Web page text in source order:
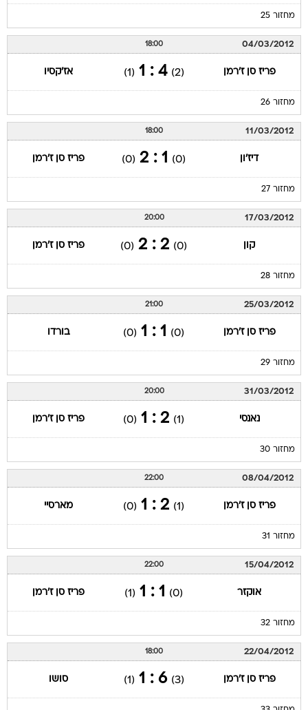
מחזור 25
04/03/2012
18:00
פריז סן ז'רמן (2)
4 : 1
(1) אז'קסיו
מחזור 26
11/03/2012
18:00
דיז'ון (0)
1 : 2
(0) פריז סן ז'רמן
מחזור 27
17/03/2012
20:00
קון (0)
2 : 2
(0) פריז סן ז'רמן
מחזור 28
25/03/2012
21:00
פריז סן ז'רמן (0)
1 : 1
(0) בורדו
מחזור 29
31/03/2012
20:00
נאנסי (1)
2 : 1
(0) פריז סן ז'רמן
מחזור 30
08/04/2012
22:00
פריז סן ז'רמן (1)
2 : 1
(0) מארסיי
מחזור 31
15/04/2012
22:00
אוקזר (0)
1 : 1
(1) פריז סן ז'רמן
מחזור 32
22/04/2012
18:00
פריז סן ז'רמן (3)
6 : 1
(1) סושו